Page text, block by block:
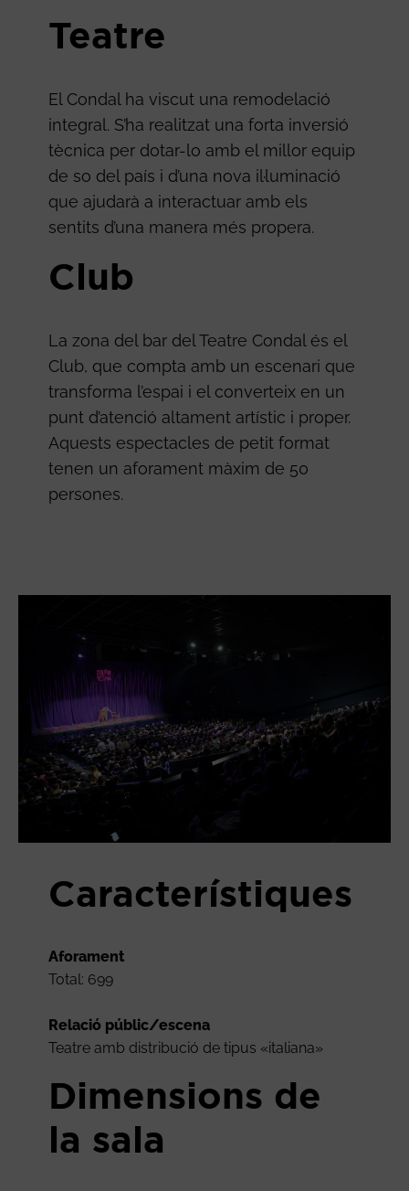
Teatre
El Condal ha viscut una remodelació
integral. S’ha realitzat una forta inversió
tècnica per dotar-lo amb el millor equip
de so del país i d’una nova il·luminació
que ajudarà a interactuar amb els
sentits d’una manera més propera.
Club
La zona del bar del Teatre Condal és el
Club, que compta amb un escenari que
transforma l’espai i el converteix en un
punt d’atenció altament artístic i proper.
Aquests espectacles de petit format
tenen un aforament màxim de 50
persones.
Característiques
Aforament
Total: 699
Relació públic/escena
Teatre amb distribució de tipus «italiana»
Dimensions de
la sala